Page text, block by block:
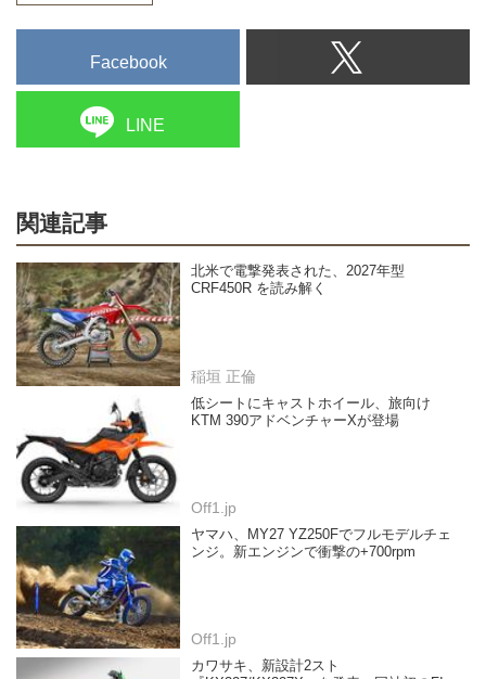
Facebook
LINE
関連記事
北米で電撃発表された、2027年型
CRF450R を読み解く
稲垣 正倫
低シートにキャストホイール、旅向け
KTM 390アドベンチャーXが登場
Off1.jp
ヤマハ、MY27 YZ250Fでフルモデルチェ
ンジ。新エンジンで衝撃の+700rpm
Off1.jp
カワサキ、新設計2スト